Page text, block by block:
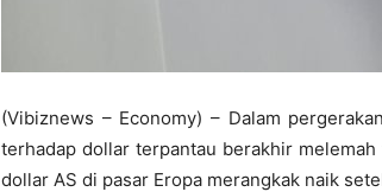
(Vibiznews – Economy) – Dalam
terhadap dollar terpantau berakhir
dollar AS di pasar Eropa merangkak naik